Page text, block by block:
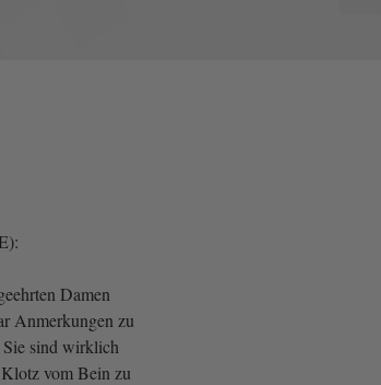
Damen
Anmerkungen zu
sind wirklich
vom Bein zu